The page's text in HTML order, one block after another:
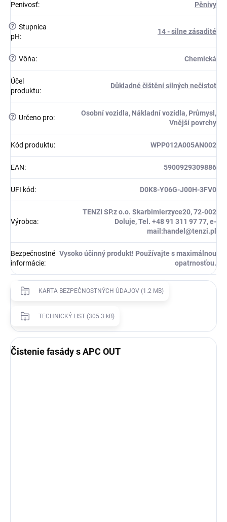
Penivosť: Pěnivy
? Stupnica
pH:
14 - silne zásadité
? Vôňa: Chemická
Účel
produktu:
Důkladné čištění silných nečistot
? Určeno pro:
Osobní vozidla, Nákladní vozidla, Průmysl,
Vnější povrchy
Kód produktu: WPP012A005AN002
EAN: 5900929309886
UFI kód: D0K8-Y06G-J00H-3FV0
Výrobca:
TENZI SP.z o.o. Skarbimierzyce20, 72-002
Doluje, Tel. +48 91 311 97 77, e-
mail:handel@tenzi.pl
Bezpečnostné
informácie:
Vysoko účinný produkt! Používajte s maximálnou
opatrnosťou.
KARTA BEZPEČNOSTNÝCH ÚDAJOV (1.2 MB)
TECHNICKÝ LIST (305.3 kB)
Čistenie fasády s APC OUT